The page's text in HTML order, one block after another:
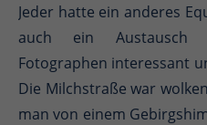
Jeder hatte ein anderes
auch ein Austausch
Fotographen interessant
Die Milchstraße war
man von einem